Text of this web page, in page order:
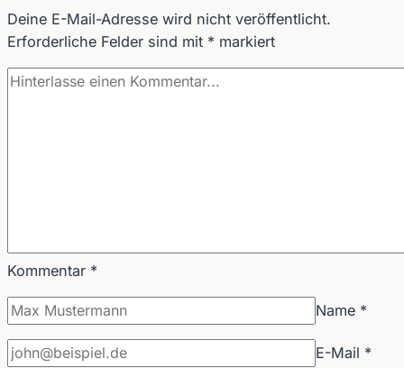
Deine E-Mail-Adresse wird nicht veröffentlicht.
Erforderliche Felder sind mit * markiert
Kommentar *
Name *
E-Mail *